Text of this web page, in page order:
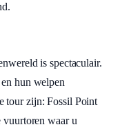
is spectaculair.
hun welpen
tour zijn: Fossil Point
vuurtoren waar u